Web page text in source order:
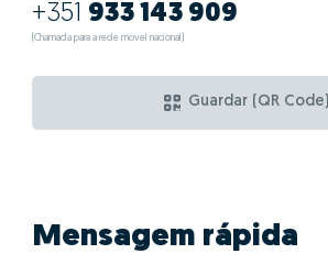
+351 933 143 909
(Chamada para a rede móvel nacional)
Guardar (QR Code)
Mensagem rápida